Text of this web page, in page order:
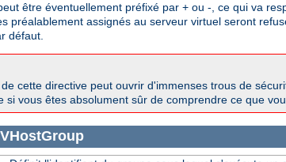
être éventuellement préfixé par + ou -, ce qui va
préalablement assignés au serveur virtuel seront
défaut.
cette directive peut ouvrir d'immenses trous de
si vous êtes absolument sûr de comprendre ce que
VHostGroup